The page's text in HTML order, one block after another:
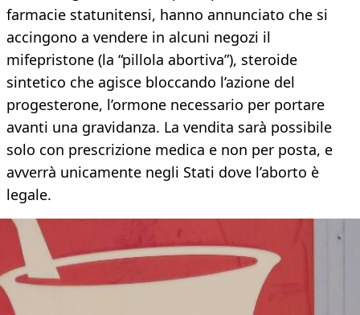
farmacie statunitensi, hanno annunciato che si
accingono a vendere in alcuni negozi il
mifepristone (la “pillola abortiva”), steroide
sintetico che agisce bloccando l’azione del
progesterone, l’ormone necessario per portare
avanti una gravidanza. La vendita sarà possibile
solo con prescrizione medica e non per posta, e
avverrà unicamente negli Stati dove l’aborto è
legale.